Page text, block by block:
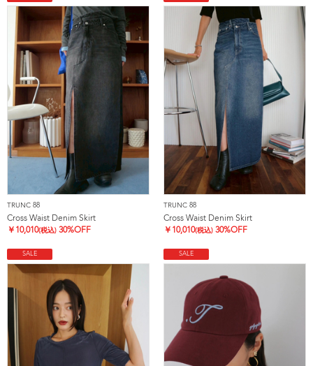
TRUNC 88
Cross Waist Denim Skirt
￥ 10,010(税込) 30%OFF
TRUNC 88
Cross Waist Denim Skirt
￥ 10,010(税込) 30%OFF
SALE SALE